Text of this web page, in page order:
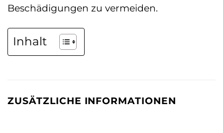
Beschädigungen zu vermeiden.
Inhalt
ZUSÄTZLICHE INFORMATIONEN